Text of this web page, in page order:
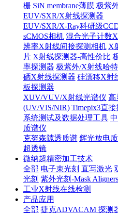
栅 SiN membrane薄膜 极紫
EUV/SXR/X射线探测器
EUV/SXR/X-Ray科研级
sCMOS相机 混合光子计数
辨率X射线间接探测相机 X
片 X射线探测器-高性价比
率探测器 极紫外/X射线哈
硒X射线探测器 硅漂移X射
板探测器
XUV/VUV/X射线光谱仪 高
(UV/VIS/NIR) Timepix3直
系统测试及数据处理工具
质谱仪
克努森隙透质谱 辉光放电
超透镜
微纳超精密加工技术
全部 电子束光刻 直写激光
光刻 紫外光刻-Mask Aligners
工业X射线在线检测
产品应用
全部 捷克ADVACAM 探测